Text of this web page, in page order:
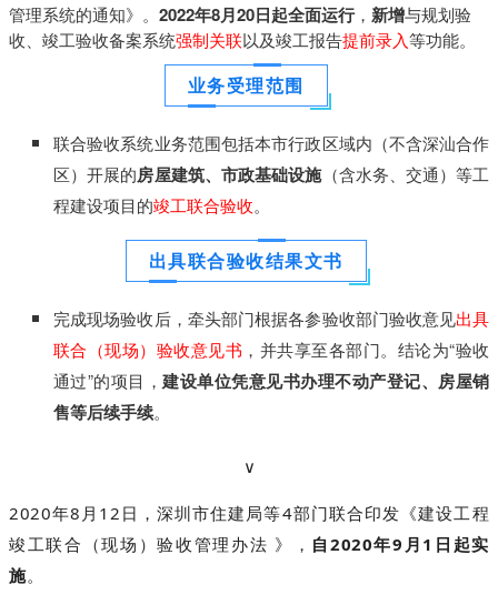
管理系统的通知》 。 2022年8月20日起全面运行， 新增与规划验
收
竣工验收备案系统强制关联以及竣工报告提前录入等功能。
业务受理范围
联合验收系统业务范围包括本市行政区域内 （不含深汕合作
区）开展的房屋建筑、 市政基础设施（含水务 交通）等工
程建设项目的竣工联合验收。
出具联合验收结果文书
完成现场验收后， 牵头部门根据各参验收部门验收意见出具
联合 （现场） 验收意见书 ， 并共享至各部门。 结论为“验收
通过”的项目 ，建设单位凭意见书办理不动产登记、 房屋销
售等后续手续。
∨
2020年8 月 1 2 日 ， 深圳市住建 局等4部门联合印发 《建设工程
竣 工联合 （现场 ）验收管理 办法 》 ， 自2020年9 月 1 日 起实
施。